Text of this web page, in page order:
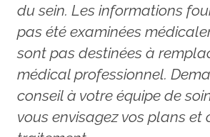
du sein. Les informations
pas été examinées
sont pas destinées à
médical professionnel.
conseil à votre équipe de
vous envisagez vos plans et